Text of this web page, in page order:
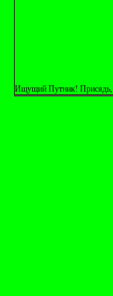
Ищущий Путник! Присядь,